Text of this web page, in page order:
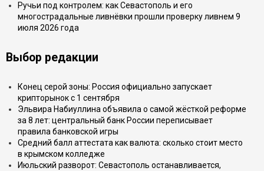
Ручьи под контролем: как Севастополь и его
многострадальные ливнёвки прошли проверку ливнем 9
июля 2026 года
Выбор редакции
Конец серой зоны: Россия официально запускает
крипторынок с 1 сентября
Эльвира Набиуллина объявила о самой жёсткой реформе
за 8 лет: центральный банк России переписывает
правила банковской игры
Средний балл аттестата как валюта: сколько стоит место
в крымском колледже
Июльский разворот: Севастополь останавливается,